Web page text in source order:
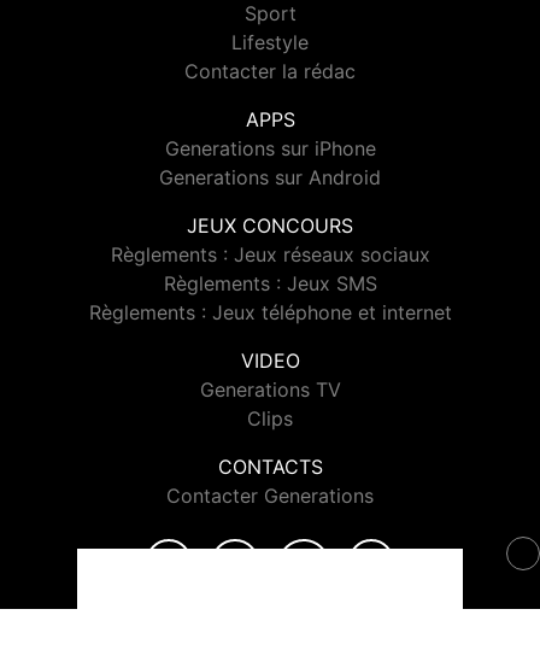
Sport
Lifestyle
Contacter la rédac
APPS
Generations sur iPhone
Generations sur Android
JEUX CONCOURS
Règlements : Jeux réseaux sociaux
Règlements : Jeux SMS
Règlements : Jeux téléphone et internet
VIDEO
Generations TV
Clips
CONTACTS
Contacter Generations